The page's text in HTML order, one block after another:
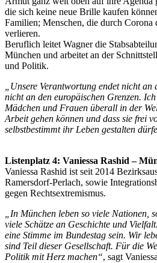
die sich keine neue Brille kaufen
Familien; Menschen, die durch Corona
verlieren.
Beruflich leitet Wagner die
München und arbeitet an der
und Politik.
„Unsere Verantwortung endet nicht an
nicht an den europäischen Grenzen.
Mädchen und Frauen überall in der
Arbeit gehen können und dass sie frei
selbstbestimmt ihr Leben gestalten
Listenplatz 4: Vaniessa Rashid –
Vaniessa Rashid ist seit 2014
Ramersdorf-Perlach, sowie
gegen Rechtsextremismus.
„In München leben so viele Nationen,
viele Schätze an Geschichte und
eine Stimme im Bundestag sein. Wir
sind Teil dieser Gesellschaft. Für die
Politik mit Herz machen“, sagt